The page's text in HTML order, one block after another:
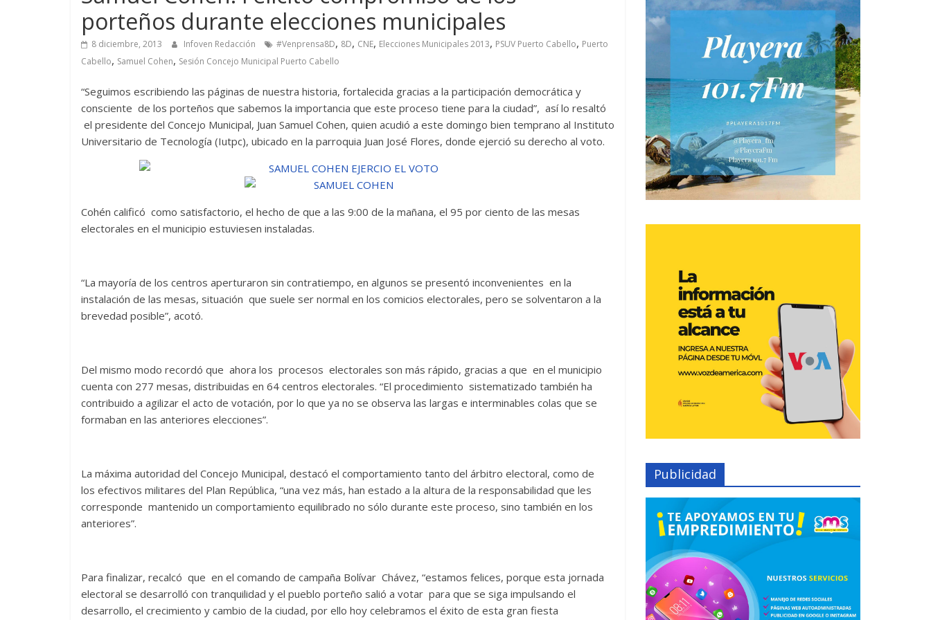
porteños durante elecciones municipales
8 diciembre, 2013 Infoven Redacción #Venprensa8D, 8D, CNE, Elecciones Municipales 2013, PSUV Puerto Cabello, Puerto
Cabello, Samuel Cohen, Sesión Concejo Municipal Puerto Cabello
“Seguimos escribiendo las páginas de nuestra historia, fortalecida gracias a la participación democrática y
consciente de los porteños que sabemos la importancia que este proceso tiene para la ciudad”, así lo resaltó
el presidente del Concejo Municipal, Juan Samuel Cohen, quien acudió a este domingo bien temprano al Instituto
Universitario de Tecnología (Iutpc), ubicado en la parroquia Juan José Flores, donde ejerció su derecho al voto.
Cohén calificó como satisfactorio, el hecho de que a las 9:00 de la mañana, el 95 por ciento de las mesas
electorales en el municipio estuviesen instaladas.
“La mayoría de los centros aperturaron sin contratiempo, en algunos se presentó inconvenientes en la
instalación de las mesas, situación que suele ser normal en los comicios electorales, pero se solventaron a la
brevedad posible”, acotó.
Del mismo modo recordó que ahora los procesos electorales son más rápido, gracias a que en el municipio
cuenta con 277 mesas, distribuidas en 64 centros electorales. “El procedimiento sistematizado también ha
contribuido a agilizar el acto de votación, por lo que ya no se observa las largas e interminables colas que se
formaban en las anteriores elecciones”.
La máxima autoridad del Concejo Municipal, destacó el comportamiento tanto del árbitro electoral, como de
los efectivos militares del Plan República, “una vez más, han estado a la altura de la responsabilidad que les
corresponde mantenido un comportamiento equilibrado no sólo durante este proceso, sino también en los
anteriores”.
Para finalizar, recalcó que en el comando de campaña Bolívar Chávez, “estamos felices, porque esta jornada
electoral se desarrolló con tranquilidad y el pueblo porteño salió a votar para que se siga impulsando el
desarrollo, el crecimiento y cambio de la ciudad, por ello hoy celebramos el éxito de esta gran fiesta
Publicidad